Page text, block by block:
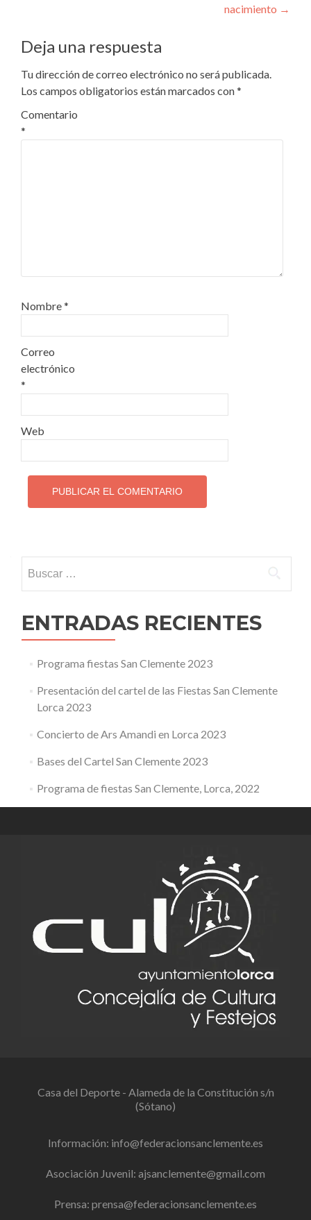
nacimiento →
Deja una respuesta
Tu dirección de correo electrónico no será publicada.
Los campos obligatorios están marcados con*
Comentario
*
Nombre*
Correo
electrónico
*
Web
ENTRADAS RECIENTES
Programa fiestas San Clemente 2023
Presentación del cartel de las Fiestas San Clemente
Lorca 2023
Concierto de Ars Amandi en Lorca 2023
Bases del Cartel San Clemente 2023
Programa de fiestas San Clemente, Lorca, 2022
Casa del Deporte - Alameda de la Constitución s/n
(Sótano)
Información: info@federacionsanclemente.es
Asociación Juvenil: ajsanclemente@gmail.com
Prensa: prensa@federacionsanclemente.es